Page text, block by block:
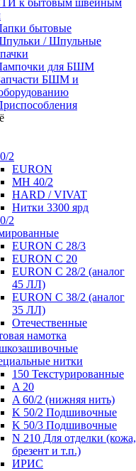
к бытовым швейным
бытовые
/ Шпульные
для БШМ
БШМ и
2
EURON
MH 40/2
HARD / VIVAT
Нитки 3300 ярд
2
EURON C 28/3
EURON C 20
EURON C 28/2 (аналог
45 ЛЛ)
EURON C 38/2 (аналог
35 ЛЛ)
Отечественные
намотка
нитки
150 Текстурированные
A 20
A 60/2 (нижняя нить)
K 50/2 Подшивочные
K 50/3 Подшивочные
N 210 Для отделки (кожа,
брезент и т.п.)
ИРИС